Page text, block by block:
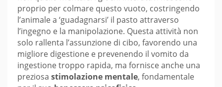
proprio per colmare questo vuoto, costringendo
l’animale a ‘guadagnarsi’ il pasto attraverso
l’ingegno e la manipolazione. Questa attività non
solo rallenta l’assunzione di cibo, favorendo una
migliore digestione e prevenendo il vomito da
ingestione troppo rapida, ma fornisce anche una
preziosa stimolazione mentale, fondamentale